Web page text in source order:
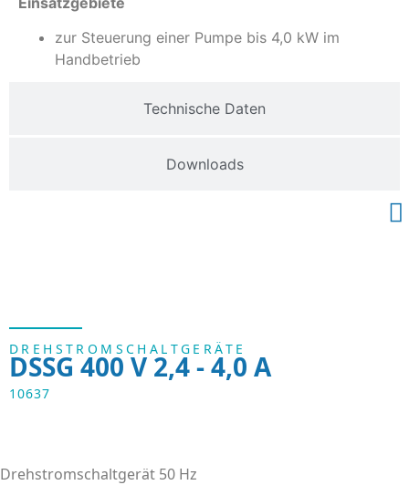
Technische Daten
Downloads
zur Steuerung einer Pumpe bis 4,0 kW im
Handbetrieb
DREHSTROMSCHALTGERÄTE
DSSG 400 V 2,4 - 4,0 A
10637
Drehstromschaltgerät 50 Hz